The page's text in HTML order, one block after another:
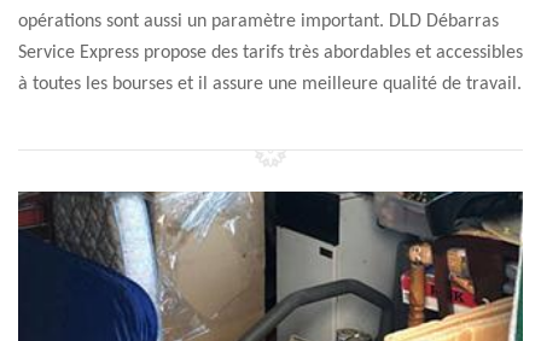
opérations sont aussi un paramètre important. DLD Débarras
Service Express propose des tarifs très abordables et accessibles
à toutes les bourses et il assure une meilleure qualité de travail.